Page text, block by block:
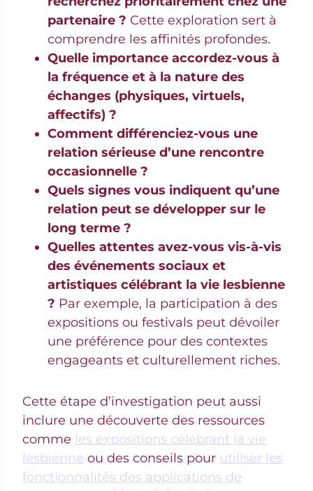
partenaire ? Cette exploration sert à
comprendre les affinités profondes.
Quelle importance accordez-vous à
la fréquence et à la nature des
échanges (physiques, virtuels,
affectifs) ?
Comment différenciez-vous une
relation sérieuse d’une rencontre
occasionnelle ?
Quels signes vous indiquent qu’une
relation peut se développer sur le
long terme ?
Quelles attentes avez-vous vis-à-vis
des événements sociaux et
artistiques célébrant la vie lesbienne
? Par exemple, la participation à des
expositions ou festivals peut dévoiler
une préférence pour des contextes
engageants et culturellement riches.
Cette étape d’investigation peut aussi
inclure une découverte des ressources
comme les expositions célébrant la vie
lesbienne ou des conseils pour utiliser les
fonctionnalités des applications de